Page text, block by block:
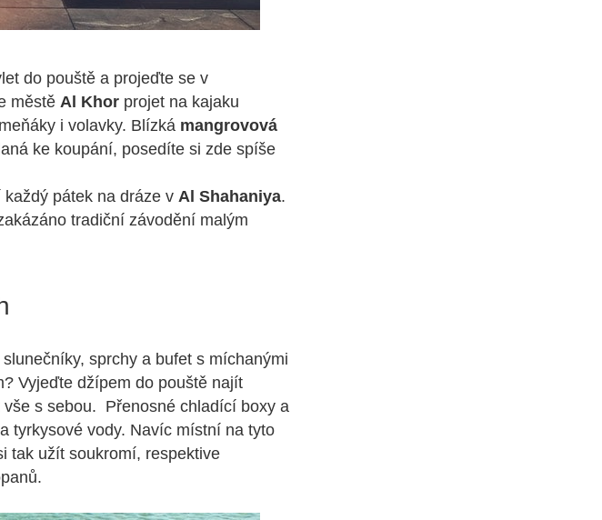
do pouště a projeďte se v
městě Al Khor projet na kajaku
i volavky. Blízká mangrovová
ke koupání, posedíte si zde spíše
pátek na dráze v Al Shahaniya.
tradiční závodění malým
sprchy a bufet s míchanými
Vyjeďte džípem do pouště najít
s sebou. Přenosné chladící boxy a
tyrkysové vody. Navíc místní na tyto
tak užít soukromí, respektive